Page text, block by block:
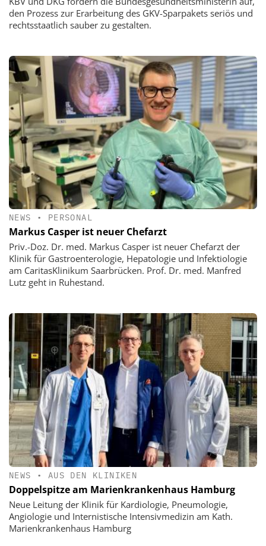
den Prozess zur Erarbeitung des GKV-Sparpakets seriös und
rechtsstaatlich sauber zu gestalten.
NEWS • PERSONAL
Markus Casper ist neuer Chefarzt
Priv.-Doz. Dr. med. Markus Casper ist neuer Chefarzt der
Klinik für Gastroenterologie, Hepatologie und Infektiologie
am CaritasKlinikum Saarbrücken. Prof. Dr. med. Manfred
Lutz geht in Ruhestand.
NEWS • AUS DEN KLINIKEN
Doppelspitze am Marienkrankenhaus Hamburg
Neue Leitung der Klinik für Kardiologie, Pneumologie,
Angiologie und Internistische Intensivmedizin am Kath.
Marienkrankenhaus Hamburg